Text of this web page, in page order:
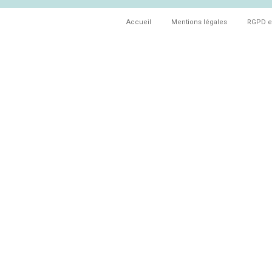
Accueil Mentions légales RGPD